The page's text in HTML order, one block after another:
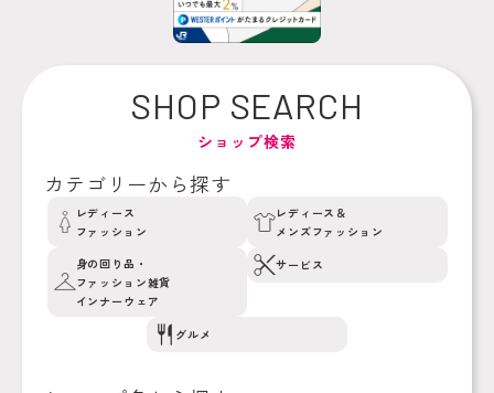
SHOP SEARCH
ショップ検索
カテゴリーから探す
レディース
ファッション
レディース＆
メンズファッション
身の回り品・
ファッション雑貨
インナーウェア
サービス
グルメ